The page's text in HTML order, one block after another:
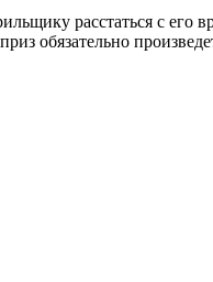
расстаться с его
обязательно